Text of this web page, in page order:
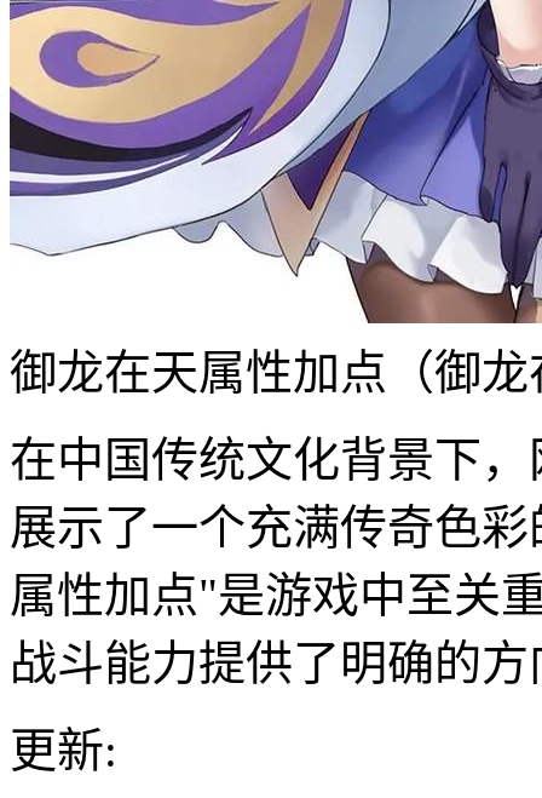
御龙在天属性加点（御
在中国传统文化背景下
展示了一个充满传奇色
属性加点"是游戏中至关
战斗能力提供了明确的方
更新: